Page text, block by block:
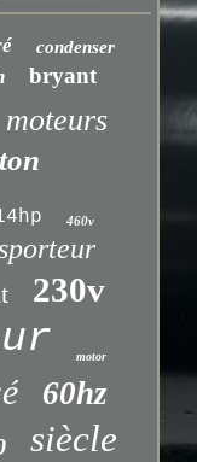
condenser
bryant
moteurs
460v
230v
motor
60hz
siècle